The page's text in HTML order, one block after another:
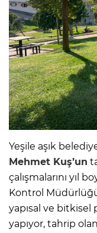
Yeşile aşık
Mehmet Kuş’un
çalışmalarını yıl
Kontrol
yapısal ve bitkisel
yapıyor, tahrip